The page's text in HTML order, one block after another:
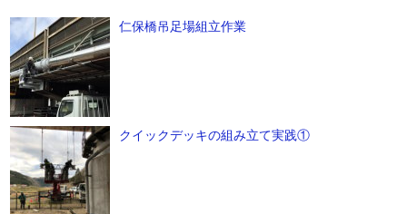
仁保橋吊足場組立作業
クイックデッキの組み立て実践①